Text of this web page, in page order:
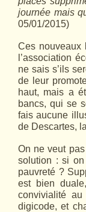
journée mais
05/01/2015)
Ces nouveaux
l’association
ne sais s’ils
de leur
haut, mais a
bancs, qui se
fais aucune
de Descartes,
On ne veut
solution : si
pauvreté ?
est bien
convivialité au
digicode, et